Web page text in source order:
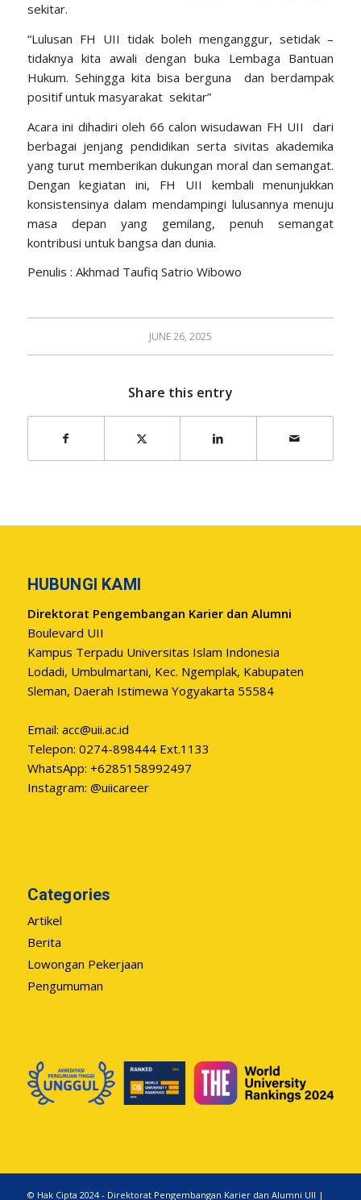
sekitar.
“Lulusan FH UII tidak boleh menganggur, setidak –
tidaknya kita awali dengan buka Lembaga Bantuan
Hukum. Sehingga kita bisa berguna dan berdampak
positif untuk masyarakat sekitar”
Acara ini dihadiri oleh 66 calon wisudawan FH UII dari
berbagai jenjang pendidikan serta sivitas akademika
yang turut memberikan dukungan moral dan semangat.
Dengan kegiatan ini, FH UII kembali menunjukkan
konsistensinya dalam mendampingi lulusannya menuju
masa depan yang gemilang, penuh semangat
kontribusi untuk bangsa dan dunia.
Penulis : Akhmad Taufiq Satrio Wibowo
JUNE 26, 2025
Share this entry
HUBUNGI KAMI
Direktorat Pengembangan Karier dan Alumni
Boulevard UII
Kampus Terpadu Universitas Islam Indonesia
Lodadi, Umbulmartani, Kec. Ngemplak, Kabupaten
Sleman, Daerah Istimewa Yogyakarta 55584
Email: acc@uii.ac.id
Telepon: 0274-898444 Ext.1133
WhatsApp: +6285158992497
Instagram: @uiicareer
Categories
Artikel
Berita
Lowongan Pekerjaan
Pengumuman
© Hak Cipta 2024 - Direktorat Pengembangan Karier dan Alumni UII |